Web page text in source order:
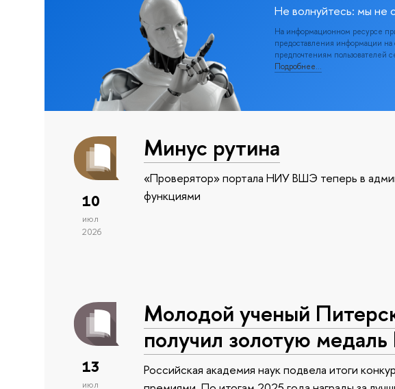
Не волнуйтесь: мы не
На информационном ресурсе
предоставления информации на
предпочтениям пользователей
Подробнее…
10
июл
2026
Минус рутина
«Проверятор» портала НИУ ВШЭ теперь в
функциями
13
июл
Молодой ученый
получил золотую
Российская академия наук подвела итоги